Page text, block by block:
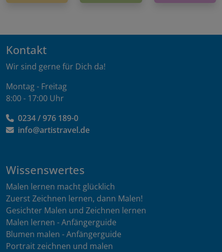
Kontakt
Wir sind gerne für Dich da!
Montag - Freitag
8:00 - 17:00 Uhr
0234 / 976 189-0
info@artistravel.de
Wissenswertes
Malen lernen macht glücklich
Zuerst Zeichnen lernen, dann Malen!
Gesichter Malen und Zeichnen lernen
Malen lernen - Anfängerguide
Blumen malen - Anfängerguide
Portrait zeichnen und malen